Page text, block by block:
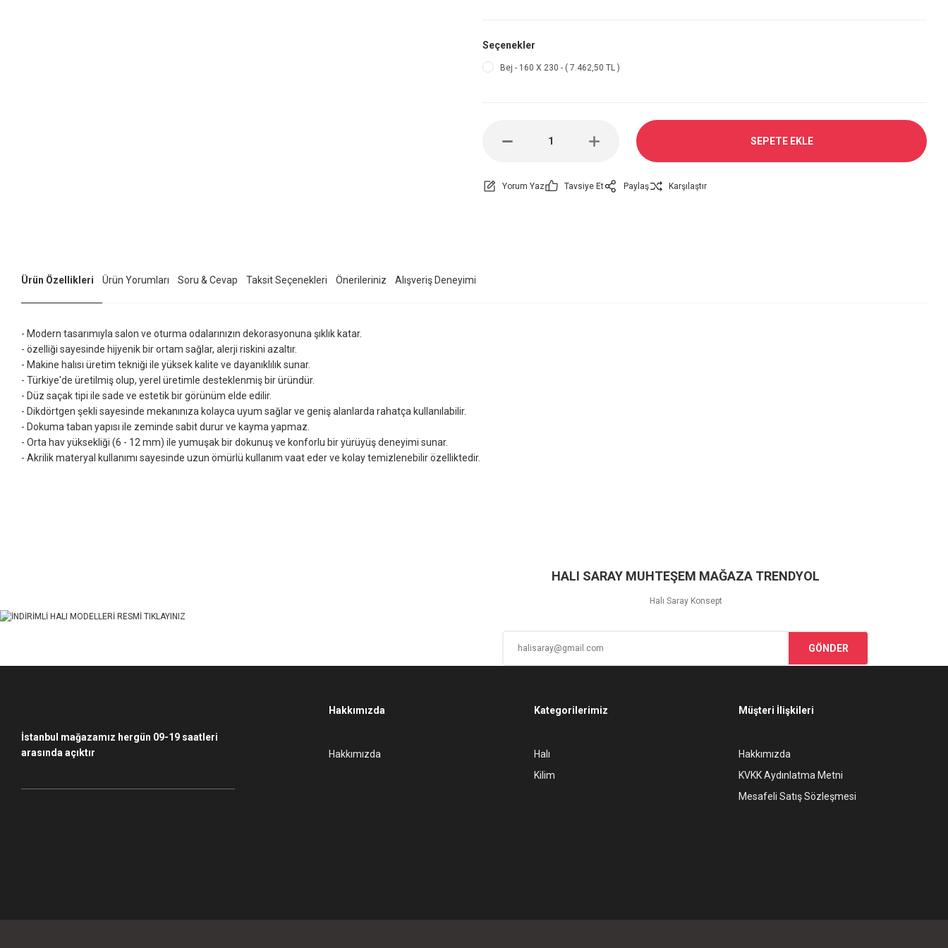
Seçenekler
Bej - 160 X 230 - ( 7.462,50 TL )
SEPETE EKLE
Yorum Yaz Tavsiye Et Paylaş Karşılaştır
Ürün Özellikleri Ürün Yorumları Soru & Cevap Taksit Seçenekleri Önerileriniz Alışveriş Deneyimi
- Modern tasarımıyla salon ve oturma odalarınızın dekorasyonuna şıklık katar.
- özelliği sayesinde hijyenik bir ortam sağlar, alerji riskini azaltır.
- Makine halısı üretim tekniği ile yüksek kalite ve dayanıklılık sunar.
- Türkiye'de üretilmiş olup, yerel üretimle desteklenmiş bir üründür.
- Düz saçak tipi ile sade ve estetik bir görünüm elde edilir.
- Dikdörtgen şekli sayesinde mekanınıza kolayca uyum sağlar ve geniş alanlarda rahatça kullanılabilir.
- Dokuma taban yapısı ile zeminde sabit durur ve kayma yapmaz.
- Orta hav yüksekliği (6 - 12 mm) ile yumuşak bir dokunuş ve konforlu bir yürüyüş deneyimi sunar.
- Akrilik materyal kullanımı sayesinde uzun ömürlü kullanım vaat eder ve kolay temizlenebilir özelliktedir.
Ürün fiyatı diğer sitelerden daha pahalı.
HALI SARAY MUHTEŞEM MAĞAZA TRENDYOL
Halı Saray Konsept
GÖNDER
İstanbul mağazamız hergün 09-19 saatleri
arasında açıktır
Hakkımızda
Hakkımızda
Kategorilerimiz
Halı
Kilim
Müşteri İlişkileri
Hakkımızda
KVKK Aydınlatma Metni
Mesafeli Satış Sözleşmesi